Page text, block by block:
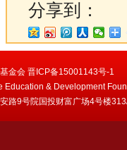
分享到：
金会 晋ICP备15001143号-1
Education & Development
路9号院国投财富广场4号楼